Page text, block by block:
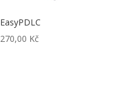
EasyPDLC
270,00 Kč